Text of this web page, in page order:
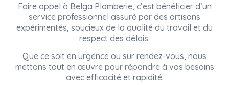
Faire appel à Belga Plomberie, c’est bénéficier d’un
service professionnel assuré par des artisans
expérimentés, soucieux de la qualité du travail et du
respect des délais.
Que ce soit en urgence ou sur rendez-vous, nous
mettons tout en œuvre pour répondre à vos besoins
avec efficacité et rapidité.